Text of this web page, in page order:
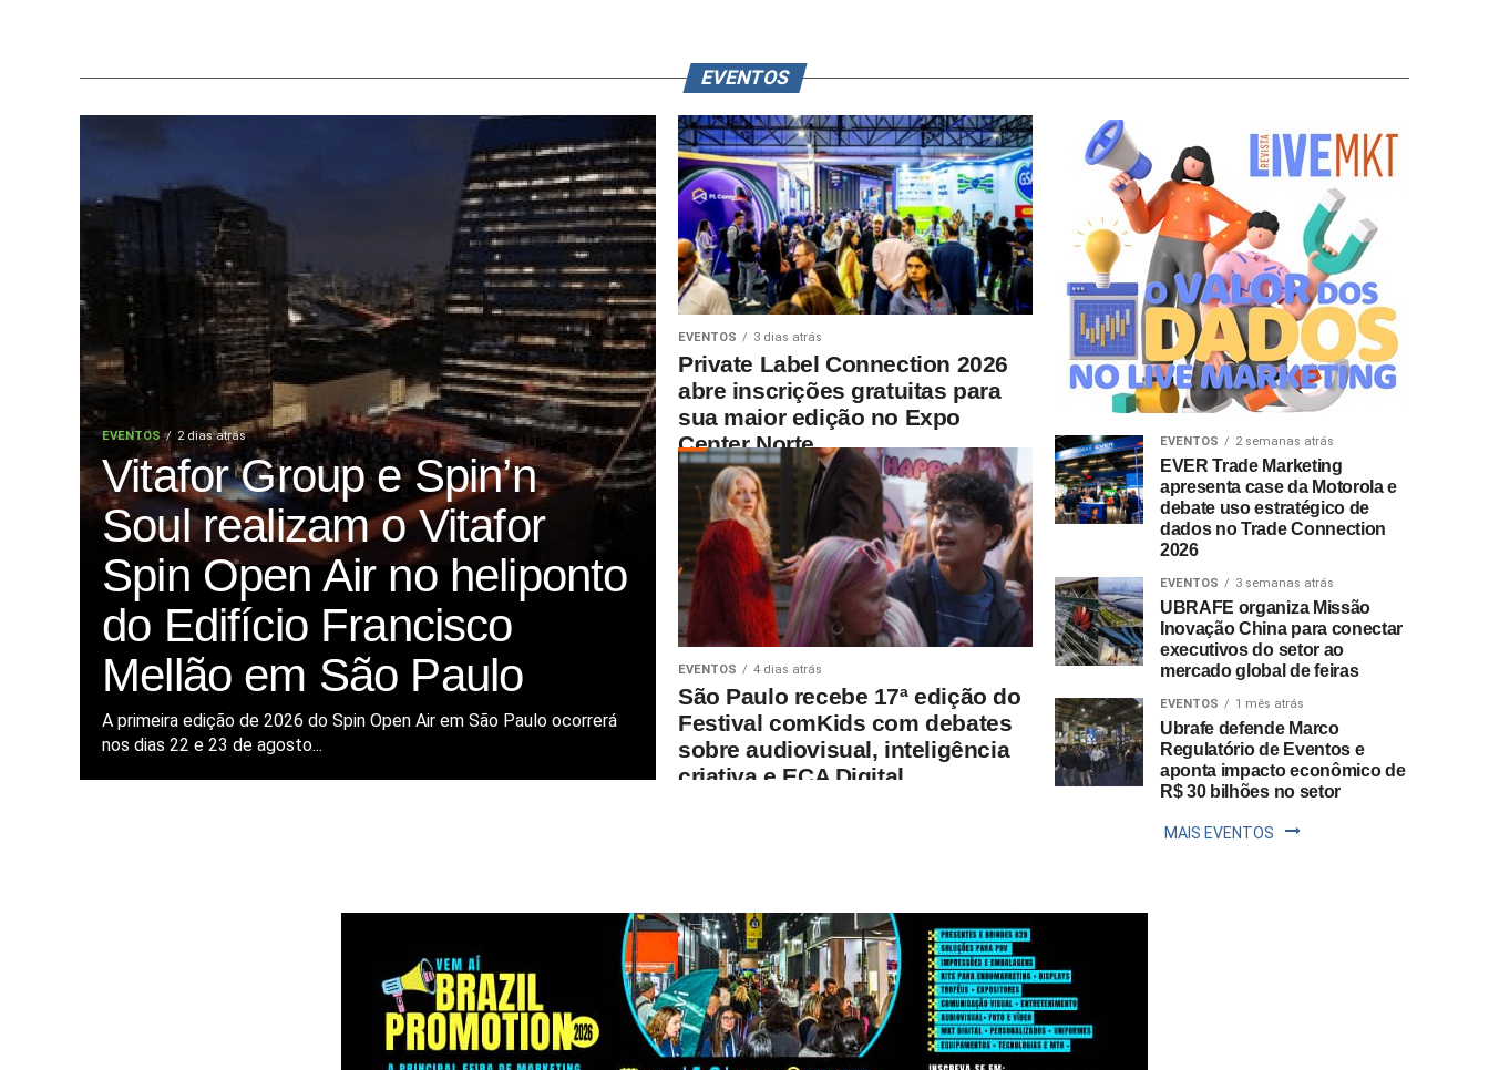
EVENTOS
EVENTOS 2 dias atrás
Vitafor Group e Spin’n
Soul realizam o Vitafor
Spin Open Air no heliponto
do Edifício Francisco
Mellão em São Paulo
A primeira edição de 2026 do Spin Open Air em São Paulo ocorrerá
nos dias 22 e 23 de agosto...
EVENTOS 3 dias atrás
Private Label Connection 2026
abre inscrições gratuitas para
sua maior edição no Expo
Center Norte
EVENTOS 4 dias atrás
São Paulo recebe 17ª edição do
Festival comKids com debates
sobre audiovisual, inteligência
criativa e ECA Digital
EVENTOS 2 semanas atrás
EVER Trade Marketing
apresenta case da Motorola e
debate uso estratégico de
dados no Trade Connection
2026
EVENTOS 3 semanas atrás
UBRAFE organiza Missão
Inovação China para conectar
executivos do setor ao
mercado global de feiras
EVENTOS 1 mês atrás
Ubrafe defende Marco
Regulatório de Eventos e
aponta impacto econômico de
R$ 30 bilhões no setor
MAIS EVENTOS